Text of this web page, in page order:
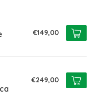
€149,00
€249,00